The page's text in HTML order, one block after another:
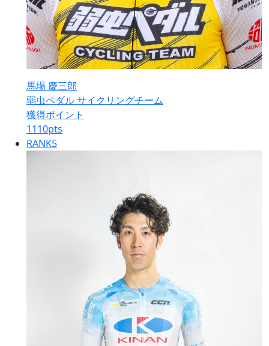
馬場 慶三郎
弱虫ペダル サイクリングチーム
獲得ポイント
1110pts
RANK5